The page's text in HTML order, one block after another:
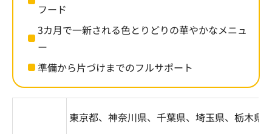
フード
3カ月で一新される色とりどりの華やかなメニュ
ー
準備から片づけまでのフルサポート
東京都、神奈川県、千葉県、埼玉県、栃木県